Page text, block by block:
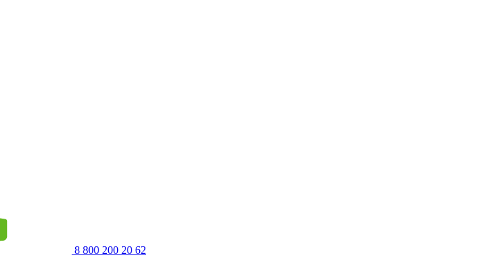
8 800 200 20 62